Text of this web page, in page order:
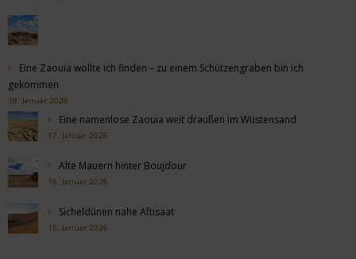
Eine Zaouia wollte ich finden – zu einem Schützengraben bin ich
gekommen
18. Januar 2026
Eine namenlose Zaouia weit draußen im Wüstensand
17. Januar 2026
Alte Mauern hinter Boujdour
16. Januar 2026
Sicheldünen nahe Aftisaat
15. Januar 2026